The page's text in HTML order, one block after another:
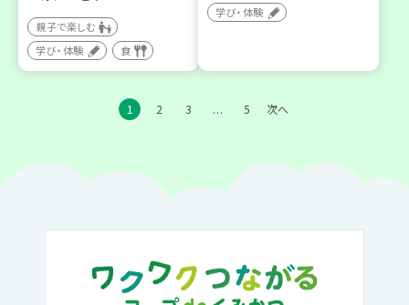
親子で楽しむ
学び・体験
食
学び・体験
1 2 3 … 5 次へ